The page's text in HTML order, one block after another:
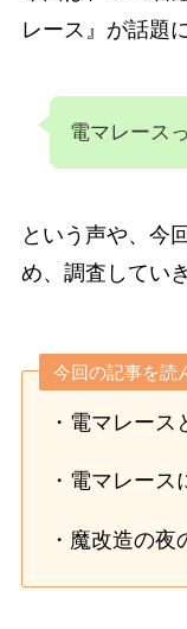
レース』が話題
電マレース
という声や、今
め、調査してい
今回の記事を読
・電マレース
・電マレース
・魔改造の